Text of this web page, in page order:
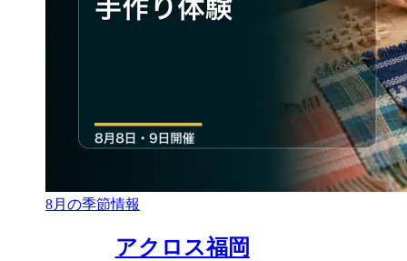
8月の季節情報
アクロス福岡